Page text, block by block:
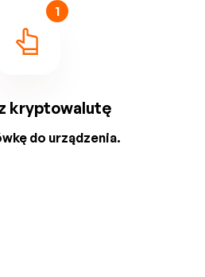
1
kryptowalutę
do urządzenia.